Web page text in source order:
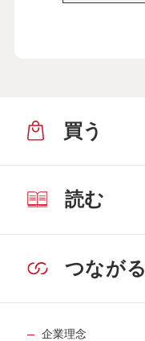
買う
読む
つながる
企業理念